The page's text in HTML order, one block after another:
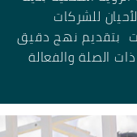
للشركات
بتقديم نهج دقيق
الصلة والفعالة